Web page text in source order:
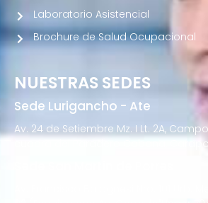
NUESTRAS SEDES
Sede Lurigancho - Ate
Av. 24 de Setiembre Mz. I Lt. 2A,
cuadra del Paradero Cabana,
Av. Francisco Bolognesi Nro. 101 Urb.
Laboratorio Asistencial
Brochure de Salud Ocupacional